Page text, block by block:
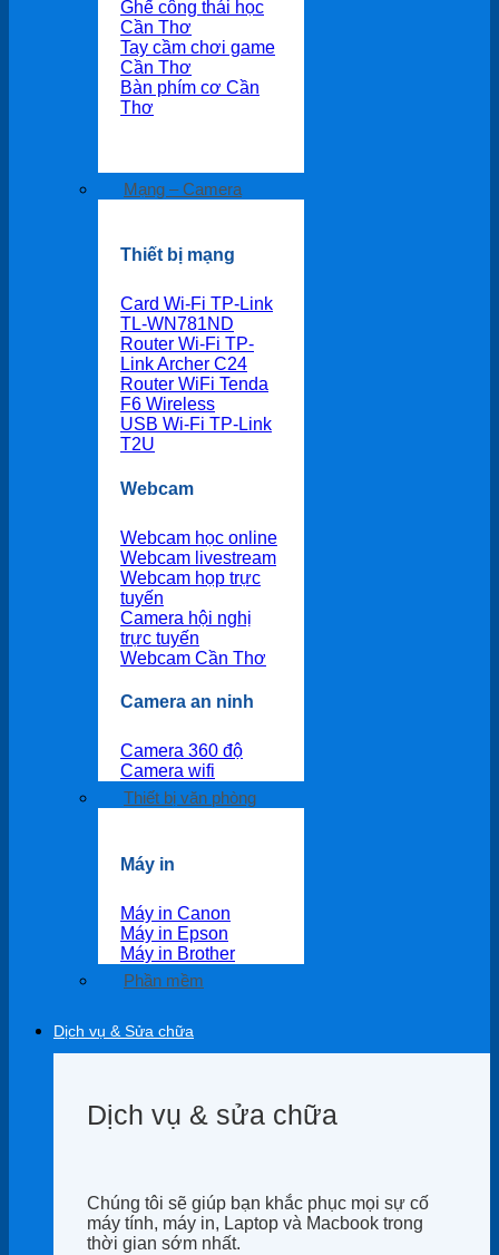
Ghế công thái học
Cần Thơ
Tay cầm chơi game
Cần Thơ
Bàn phím cơ Cần
Thơ
Mạng – Camera
Thiết bị mạng
Card Wi-Fi TP-Link
TL-WN781ND
Router Wi-Fi TP-
Link Archer C24
Router WiFi Tenda
F6 Wireless
USB Wi-Fi TP-Link
T2U
Webcam
Webcam học online
Webcam livestream
Webcam họp trực
tuyến
Camera hội nghị
trực tuyến
Webcam Cần Thơ
Camera an ninh
Camera 360 độ
Camera wifi
Thiết bị văn phòng
Máy in
Máy in Canon
Máy in Epson
Máy in Brother
Phần mềm
Dịch vụ & Sửa chữa
Dịch vụ & sửa chữa
Chúng tôi sẽ giúp bạn khắc phục mọi sự cố
máy tính, máy in, Laptop và Macbook trong
thời gian sớm nhất.